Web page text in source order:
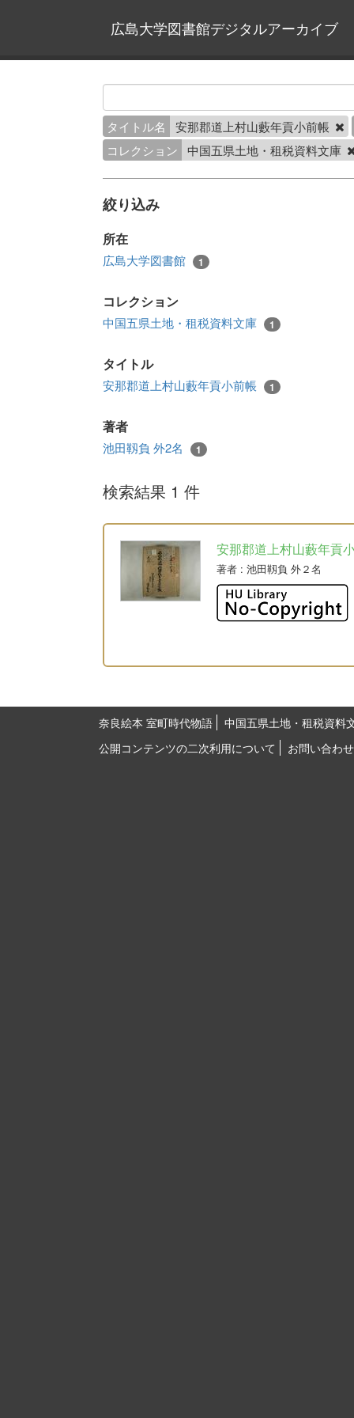
広島大学図書館デジタルアーカイブ
タイトル名
安那郡道上村山藪年貢小前帳
コレクション
中国五県土地・租税資料文庫
絞り込み
所在
広島大学図書館 1
コレクション
中国五県土地・租税資料文庫 1
タイトル
安那郡道上村山藪年貢小前帳 1
著者
池田靱負 外2名 1
検索結果 1 件
安那郡道上村山藪年貢
著者 : 池田靱負 外２名
奈良絵本 室町時代物語
中国五県土地・租税資料
公開コンテンツの二次利用について
お問い合わせ